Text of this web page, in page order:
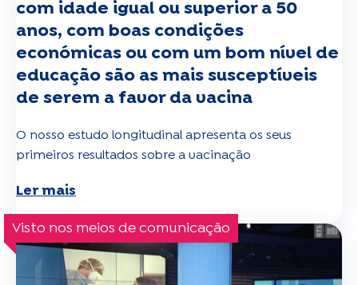
com idade igual ou superior a 50
anos, com boas condições
económicas ou com um bom nível de
educação são as mais susceptíveis
de serem a favor da vacina
O nosso estudo longitudinal apresenta os seus
primeiros resultados sobre a vacinação
Ler mais
Visto nos meios de comunicação